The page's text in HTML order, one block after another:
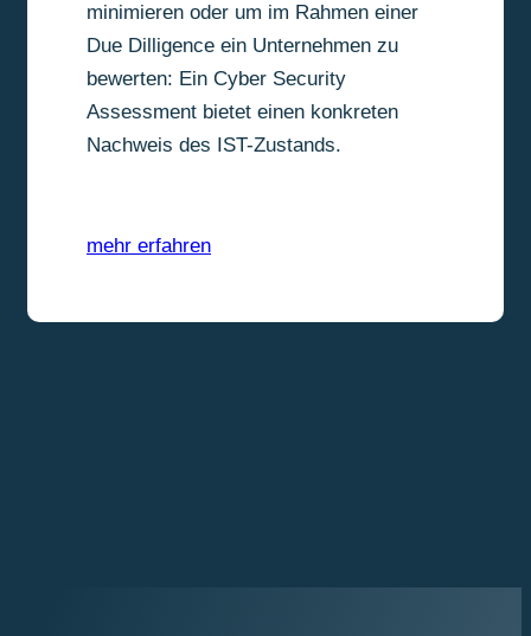
minimieren oder um im Rahmen einer
Due Dilligence ein Unternehmen zu
bewerten: Ein Cyber Security
Assessment bietet einen konkreten
Nachweis des IST-Zustands.
mehr erfahren